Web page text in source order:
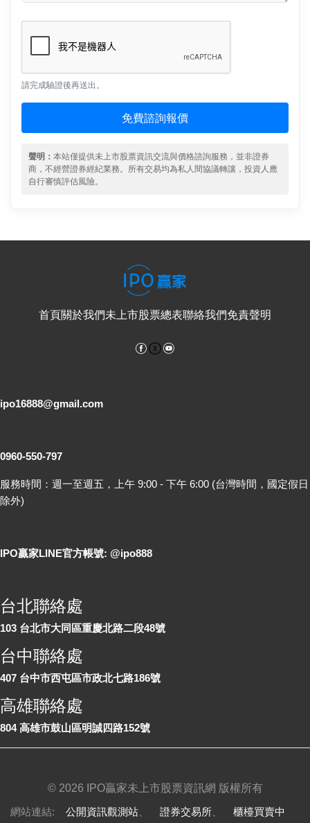
請完成驗證後再送出。
免費諮詢報價
聲明： 本站僅提供未上市股票資訊交流與價格諮詢服務，並非證券
商，不經營證券經紀業務。所有交易均為私人間協議轉讓，投資人應
自行審慎評估風險。
首頁關於我們未上市股票總表聯絡我們免責聲明
Facebook
ipo16888@gmail.com
0960-550-797
服務時間：週一至週五，上午 9:00 - 下午 6:00 (台灣時間，國定假日
除外)
IPO贏家LINE官方帳號: @ipo888
台北聯絡處
103 台北市大同區重慶北路二段48號
台中聯絡處
407 台中市西屯區市政北七路186號
高雄聯絡處
804 高雄市鼓山區明誠四路152號
© 2026 IPO贏家未上市股票資訊網 版權所有
網站連結: 公開資訊觀測站 證券交易所
櫃檯買賣中